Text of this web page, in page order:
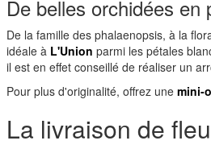
De belles orchidées
De la famille des phalaenopsis, à la
idéale à L'Union parmi les pétales
il est en effet conseillé de réaliser un
Pour plus d'originalité, offrez une mini-
La livraison de